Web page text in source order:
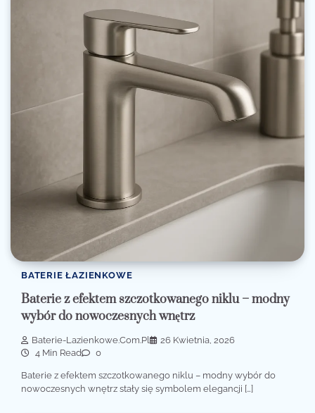
BATERIE ŁAZIENKOWE
Baterie z efektem szczotkowanego niklu – modny
wybór do nowoczesnych wnętrz
Baterie-Lazienkowe.com.pl
26 Kwietnia, 2026
4 Min Read
0
Baterie z efektem szczotkowanego niklu – modny wybór do
nowoczesnych wnętrz stały się symbolem elegancji […]